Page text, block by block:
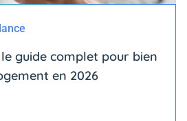
guide complet pour bien
en 2026